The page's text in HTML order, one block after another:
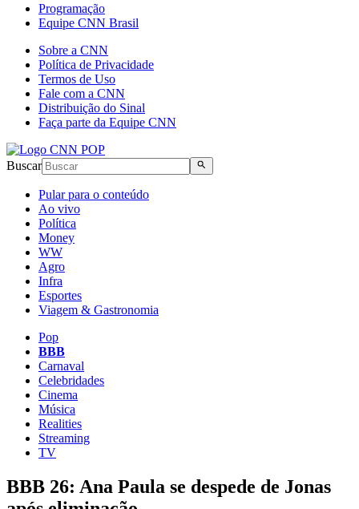
Programação
Equipe CNN Brasil
Sobre a CNN
Política de Privacidade
Termos de Uso
Fale com a CNN
Distribuição do Sinal
Faça parte da Equipe CNN
Buscar
Pular para o conteúdo
Ao vivo
Política
Money
WW
Agro
Infra
Esportes
Viagem & Gastronomia
Pop
BBB
Carnaval
Celebridades
Cinema
Música
Realities
Streaming
TV
BBB 26: Ana Paula se despede de Jonas